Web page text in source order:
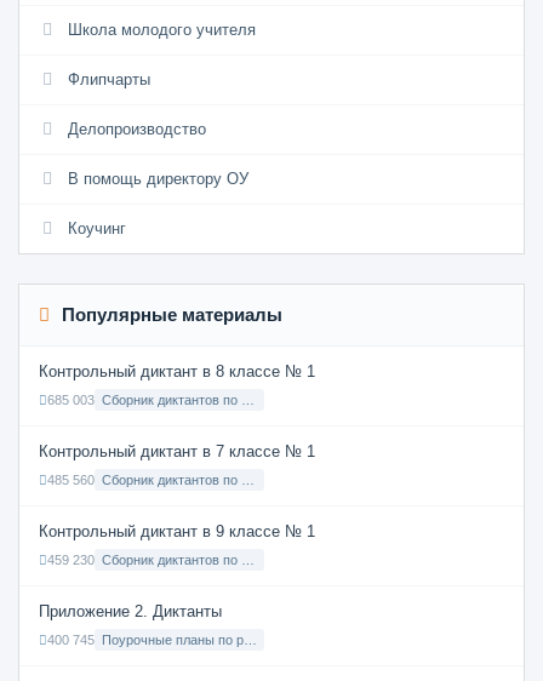
Школа молодого учителя
Флипчарты
Делопроизводство
В помощь директору ОУ
Коучинг
Популярные материалы
Контрольный диктант в 8 классе № 1
685 003
Контрольный диктант в 7 классе № 1
485 560
Контрольный диктант в 9 классе № 1
459 230
Приложение 2. Диктанты
400 745